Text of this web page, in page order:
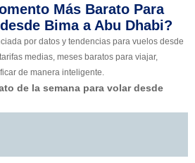
Más Barato Para
Bima a Abu Dhabi?
por datos y tendencias para vuelos desde
medias, meses baratos para viajar,
de manera inteligente.
de la semana para volar desde